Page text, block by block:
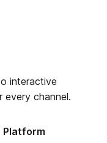
interactive
channel.
Platform